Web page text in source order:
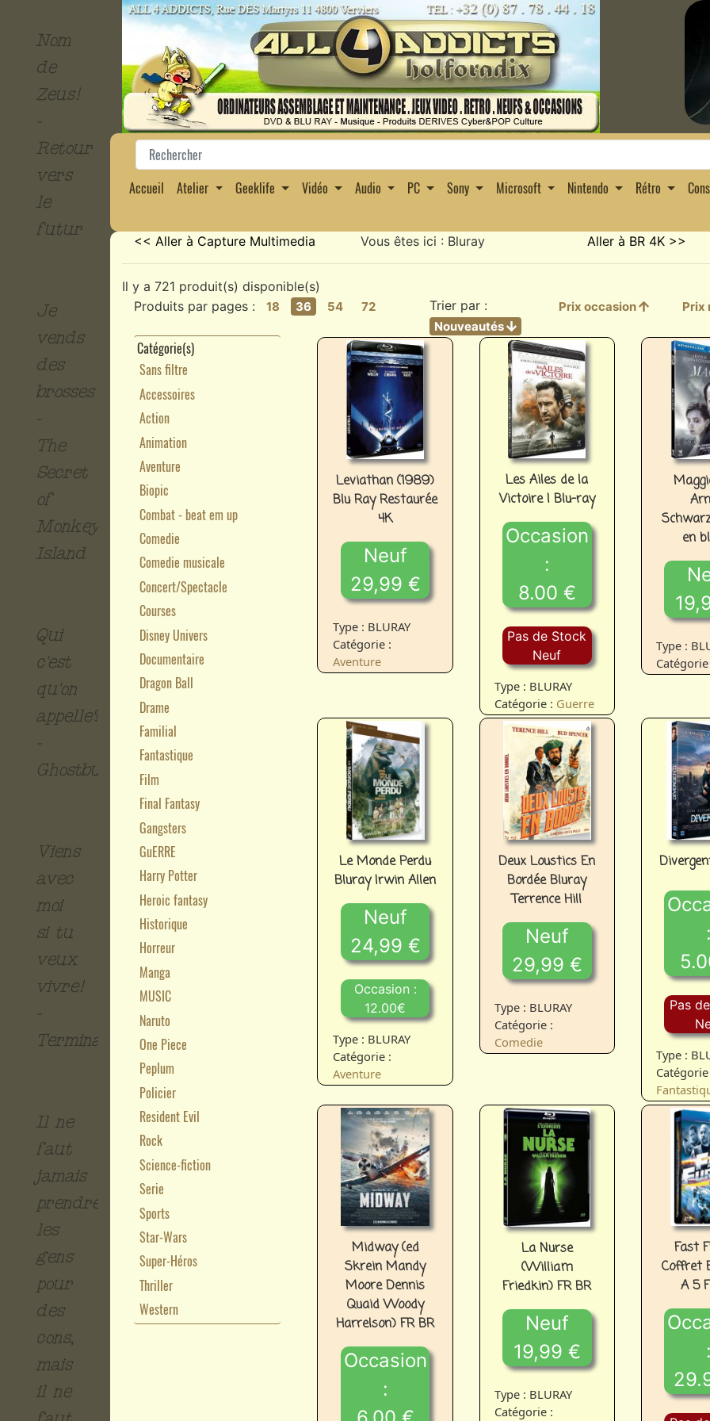
Nom
de
Zeus!
Retour
vers
le
futur
Je
vends
des
brosses
The
Secret
of
Monkey
Island
Qui
c'est
qu'on
appelle?
Ghostbusters
Viens
avec
moi
si tu
veux
vivre!
Terminator
Il ne
faut
jamais
prendre
les
gens
pour
des
cons,
mais
il ne
Accueil
Atelier Geeklife Vidéo Audio PC Sony Microsoft Nintendo Rétro
<< Aller à Capture Multimedia Vous êtes ici : Bluray Aller à BR 4K >>
Il y a 721 produit(s) disponible(s)
Produits par pages :
18 36 54 72 Trier par : Prix occasion
Prix
Nouveautés
Catégorie(s)
Sans filtre
Accessoires
Action
Animation
Aventure
Biopic
Combat - beat em up
Comedie
Comedie musicale
Concert/Spectacle
Courses
Disney Univers
Documentaire
Dragon Ball
Drame
Familial
Fantastique
Film
Final Fantasy
Gangsters
GuERRE
Harry Potter
Heroic fantasy
Historique
Horreur
Manga
MUSIC
Naruto
One Piece
Peplum
Policier
Resident Evil
Rock
Science-fiction
Serie
Sports
Star-Wars
Super-Héros
Thriller
Western
Leviathan (1989)
Blu Ray Restaurée
4K
Neuf
29,99 €
Type : BLURAY
Catégorie :
Aventure
Les Ailes de la
Victoire | Blu-ray
Occasion
:
8.00 €
Pas de Stock
Neuf
Type : BLURAY
Catégorie : Guerre
en
Type :
Le Monde Perdu
Bluray Irwin Allen
Neuf
24,99 €
Occasion :
12.00€
Type : BLURAY
Catégorie :
Aventure
Deux Loustics En
Bordée Bluray
Terrence Hill
Neuf
29,99 €
Type : BLURAY
Catégorie :
Comedie
:
Pas
Type :
Midway (ed
Skrein Mandy
Moore Dennis
Quaid Woody
Harrelson) FR BR
Occasion
:
La Nurse
(William
Friedkin) FR BR
Neuf
19,99 €
Type : BLURAY
Catégorie :
Fast
Coffret
A 5
: